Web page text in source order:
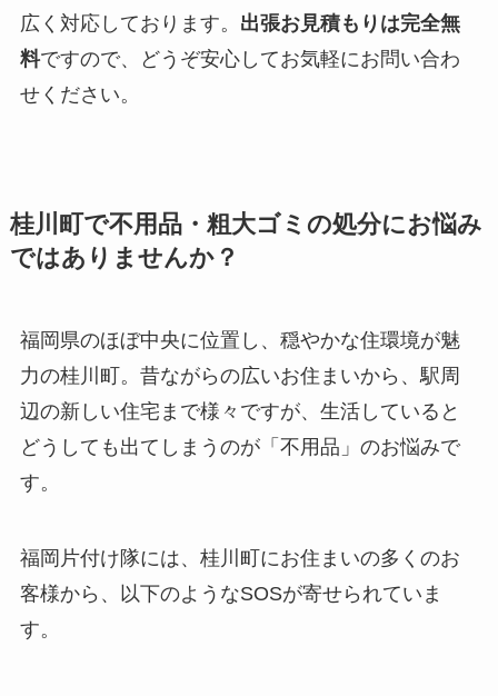
広く対応しております。 出張お見積もりは完全無
料ですので、どうぞ安心してお気軽にお問い合わ
せください。
桂川町で不用品・粗大ゴミの処分にお悩み
ではありませんか？
福岡県のほぼ中央に位置し、穏やかな住環境が魅
力の桂川町。昔ながらの広いお住まいから、駅周
辺の新しい住宅まで様々ですが、生活していると
どうしても出てしまうのが「不用品」のお悩みで
す。
福岡片付け隊には、桂川町にお住まいの多くのお
客様から、以下のようなSOSが寄せられていま
す。